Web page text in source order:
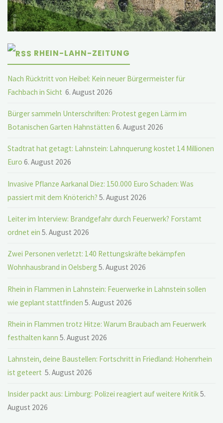
RHEIN-LAHN-ZEITUNG
Nach Rücktritt von Heibel: Kein neuer Bürgermeister für
Fachbach in Sicht 6. August 2026
Bürger sammeln Unterschriften: Protest gegen Lärm im
Botanischen Garten Hahnstätten 6. August 2026
Stadtrat hat getagt: Lahnstein: Lahnquerung kostet 14 Millionen
Euro 6. August 2026
Invasive Pflanze Aarkanal Diez: 150.000 Euro Schaden: Was
passiert mit dem Knöterich? 5. August 2026
Leiter im Interview: Brandgefahr durch Feuerwerk? Forstamt
ordnet ein 5. August 2026
Zwei Personen verletzt: 140 Rettungskräfte bekämpfen
Wohnhausbrand in Oelsberg 5. August 2026
Rhein in Flammen in Lahnstein: Feuerwerke in Lahnstein sollen
wie geplant stattfinden 5. August 2026
Rhein in Flammen trotz Hitze: Warum Braubach am Feuerwerk
festhalten kann 5. August 2026
Lahnstein, deine Baustellen: Fortschritt in Friedland: Hohenrhein
ist geteert 5. August 2026
Insider packt aus: Limburg: Polizei reagiert auf weitere Kritik5.
August 2026